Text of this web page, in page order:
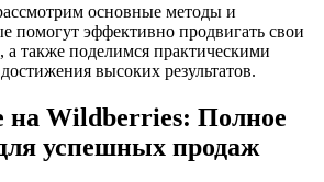
основные методы и
помогут эффективно продвигать свои
а также поделимся практическими
высоких результатов.
на Wildberries: Полное
успешных продаж